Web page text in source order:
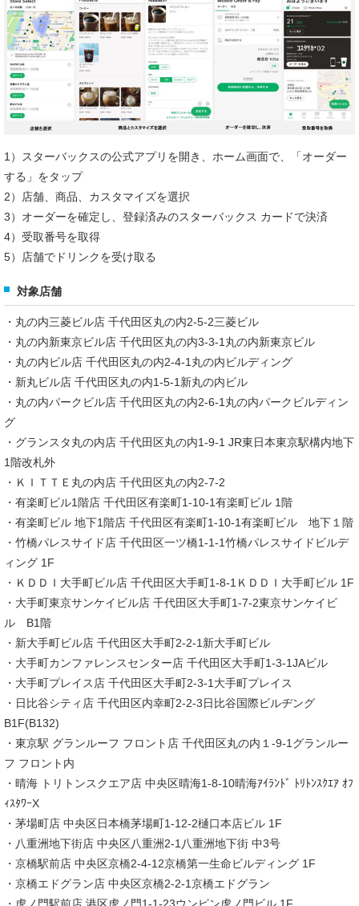
1）スターバックスの公式アプリを開き、ホーム画面で、「オーダー
する」をタップ
2）店舗、商品、カスタマイズを選択
3）オーダーを確定し、登録済みのスターバックス カードで決済
4）受取番号を取得
5）店舗でドリンクを受け取る
対象店舗
・丸の内三菱ビル店 千代田区丸の内2-5-2三菱ビル
・丸の内新東京ビル店 千代田区丸の内3-3-1丸の内新東京ビル
・丸の内ビル店 千代田区丸の内2-4-1丸の内ビルディング
・新丸ビル店 千代田区丸の内1-5-1新丸の内ビル
・丸の内パークビル店 千代田区丸の内2-6-1丸の内パークビルディン
グ
・グランスタ丸の内店 千代田区丸の内1-9-1 JR東日本東京駅構内地下
1階改札外
・ＫＩＴＴＥ丸の内店 千代田区丸の内2-7-2
・有楽町ビル1階店 千代田区有楽町1-10-1有楽町ビル 1階
・有楽町ビル 地下1階店 千代田区有楽町1-10-1有楽町ビル 地下１階
・竹橋パレスサイド店 千代田区一ツ橋1-1-1竹橋パレスサイドビルデ
ィング 1F
・ＫＤＤＩ大手町ビル店 千代田区大手町1-8-1ＫＤＤＩ大手町ビル 1F
・大手町東京サンケイビル店 千代田区大手町1-7-2東京サンケイビ
ル B1階
・新大手町ビル店 千代田区大手町2-2-1新大手町ビル
・大手町カンファレンスセンター店 千代田区大手町1-3-1JAビル
・大手町プレイス店 千代田区大手町2-3-1大手町プレイス
・日比谷シティ店 千代田区内幸町2-2-3日比谷国際ビルヂング
B1F(B132)
・東京駅 グランルーフ フロント店 千代田区丸の内１-9-1グランルー
フ フロント内
・晴海 トリトンスクエア店 中央区晴海1-8-10晴海ｱｲﾗﾝﾄﾞ ﾄﾘﾄﾝｽｸｴｱ ｵﾌ
ｨｽﾀﾜｰX
・茅場町店 中央区日本橋茅場町1-12-2樋口本店ビル 1F
・八重洲地下街店 中央区八重洲2-1八重洲地下街 中3号
・京橋駅前店 中央区京橋2-4-12京橋第一生命ビルディング 1F
・京橋エドグラン店 中央区京橋2-2-1京橋エドグラン